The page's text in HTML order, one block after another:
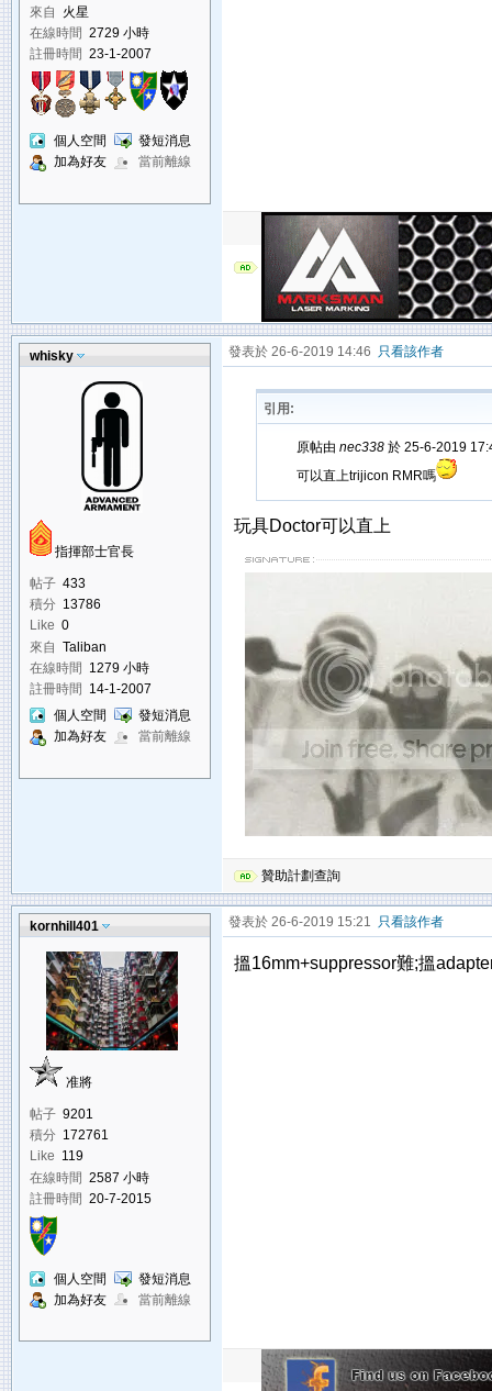
來自
火星
在線時間 2729 小時
註冊時間 23-1-2007
個人空間
發短消息
加為好友
當前離線
whisky
指揮部士官長
帖子 433
積分 13786
Like 0
來自 Taliban
在線時間 1279 小時
註冊時間
14-1-2007
個人空間
發短消息
加為好友
當前離線
發表於 26-6-2019 14:46 只看該作者
引用:
原帖由 nec338於 25-6-2019
可以直上trijicon RMR嗎
玩具Doctor可以直上
贊助計劃查詢
kornhill401
准將
帖子 9201
積分 172761
Like 119
在線時間 2587 小時
註冊時間 20-7-2015
個人空間
發短消息
加為好友
當前離線
發表於 26-6-2019 15:21 只看該作者
搵16mm+suppressor難;搵